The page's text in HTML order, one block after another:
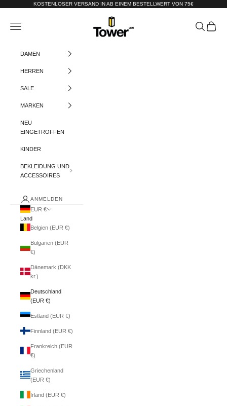
Zum Inhalt springenKOSTENLOSER VERSAND IN AB EINEM BESTELLWERT VON 75€
Tower-London.De
Menü Suchen
DAMEN
HERREN
SALE
MARKEN
NEU
EINGETROFFEN
KINDER
BEKLEIDUNG UND
ACCESSOIRES
ANMELDEN
EUR €
Land
Belgien (EUR €)
Bulgarien (EUR
€)
Dänemark (DKK
kr.)
Deutschland
(EUR €)
Estland (EUR €)
Finnland (EUR €)
Frankreich (EUR
€)
Griechenland
(EUR €)
Irland (EUR €)